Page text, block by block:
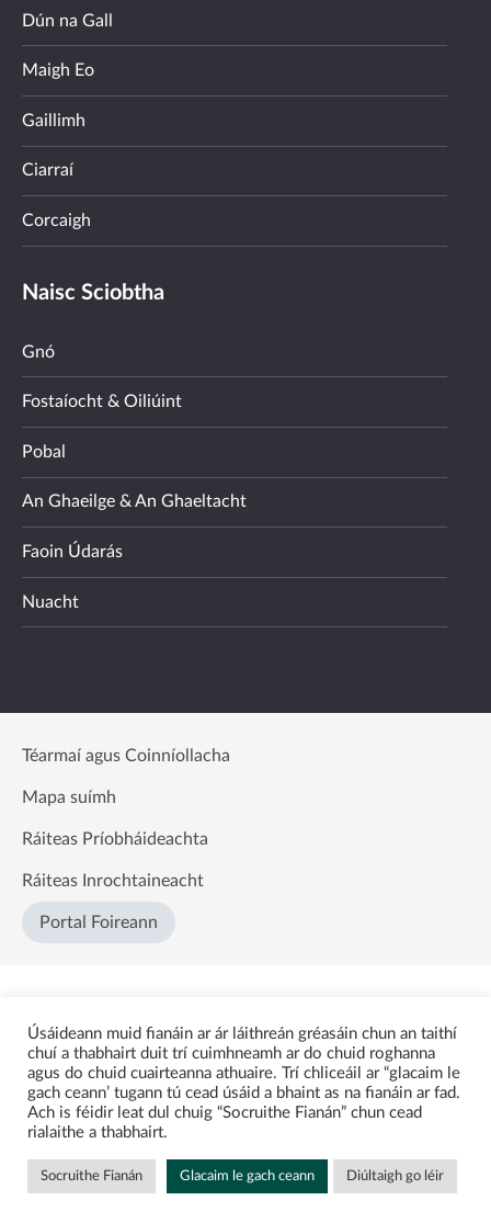
Dún na Gall
Maigh Eo
Gaillimh
Ciarraí
Corcaigh
Naisc Sciobtha
Gnó
Fostaíocht & Oiliúint
Pobal
An Ghaeilge & An Ghaeltacht
Faoin Údarás
Nuacht
Téarmaí agus Coinníollacha
Mapa suímh
Ráiteas Príobháideachta
Ráiteas Inrochtaineacht
Portal Foireann
Úsáideann muid fianáin ar ár láithreán gréasáin chun an taithí
chuí a thabhairt duit trí cuimhneamh ar do chuid roghanna
agus do chuid cuairteanna athuaire. Trí chliceáil ar “glacaim le
gach ceann’ tugann tú cead úsáid a bhaint as na fianáin ar fad.
Ach is féidir leat dul chuig “Socruithe Fianán” chun cead
rialaithe a thabhairt.
Socruithe Fianán Glacaim le gach ceann Diúltaigh go léir